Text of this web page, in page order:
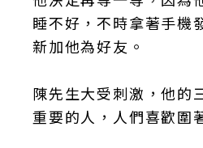
睡不好，不時拿著手機
新加他為好友。
陳先生大受刺激，他的
重要的人，人們喜歡圍